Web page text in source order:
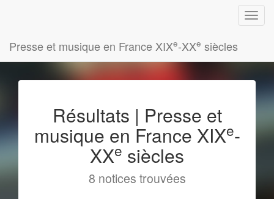
Presse et musique en France XIXe-XXe siècles
Résultats | Presse et
musique en France XIXe-
XXe siècles
8 notices trouvées